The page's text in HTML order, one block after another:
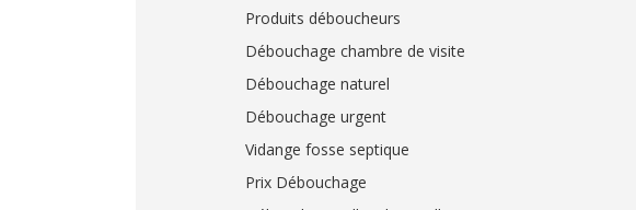
Produits déboucheurs
Débouchage chambre de visite
Débouchage naturel
Débouchage urgent
Vidange fosse septique
Prix Débouchage